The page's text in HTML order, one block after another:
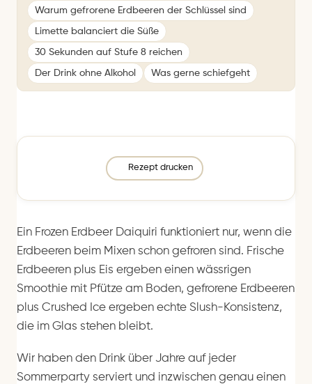
Warum gefrorene Erdbeeren der Schlüssel sind
Limette balanciert die Süße
30 Sekunden auf Stufe 8 reichen
Der Drink ohne Alkohol Was gerne schiefgeht
Rezept drucken
Ein Frozen Erdbeer Daiquiri funktioniert nur, wenn die
Erdbeeren beim Mixen schon gefroren sind. Frische
Erdbeeren plus Eis ergeben einen wässrigen
Smoothie mit Pfütze am Boden, gefrorene Erdbeeren
plus Crushed Ice ergeben echte Slush-Konsistenz,
die im Glas stehen bleibt.
Wir haben den Drink über Jahre auf jeder
Sommerparty serviert und inzwischen genau einen